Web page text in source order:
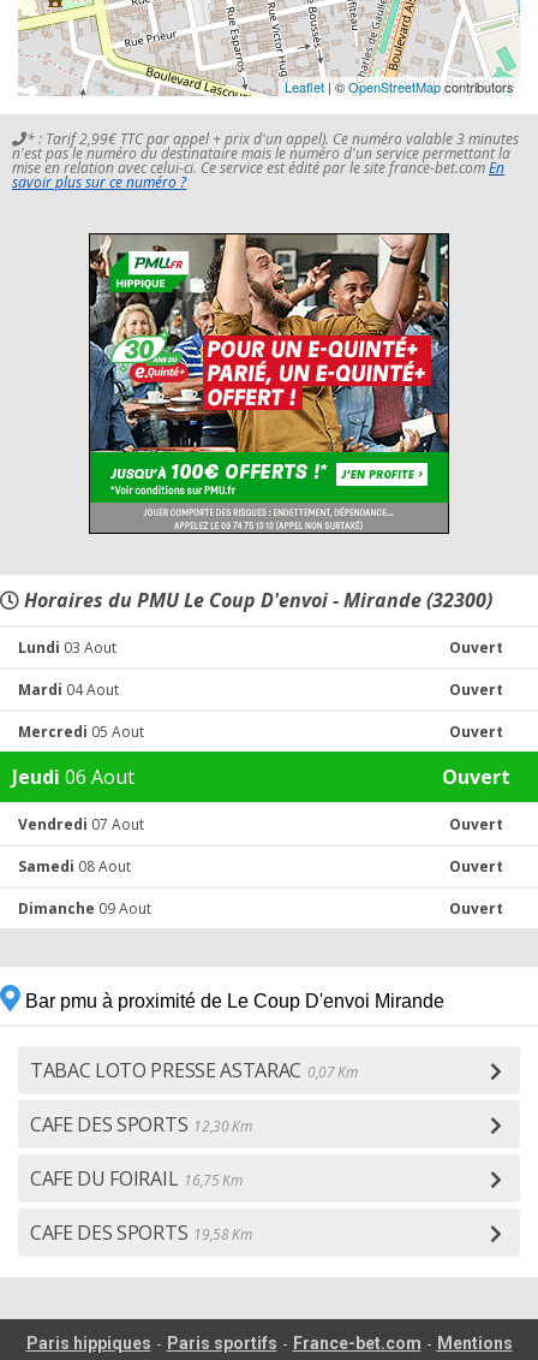
Leaflet | ©OpenStreetMapcontributors
* : Tarif 2,99€ TTC par appel + prix d'un appel). Ce numéro valable 3 minutes
n'est pas le numéro du destinataire mais le numéro d'un service permettant la
mise en relation avec celui-ci. Ce service est édité par le site france-bet.comEn
savoir plus sur ce numéro ?
Horaires du PMU Le Coup D'envoi - Mirande (32300)
Lundi 03 Aout Ouvert
Mardi 04 Aout Ouvert
Mercredi 05 Aout Ouvert
Jeudi 06 Aout Ouvert
Vendredi 07 Aout Ouvert
Samedi 08 Aout Ouvert
Dimanche 09 Aout Ouvert
Bar pmu à proximité de Le Coup D'envoi Mirande
TABAC LOTO PRESSE ASTARAC 0,07 Km
CAFE DES SPORTS 12,30 Km
CAFE DU FOIRAIL 16,75 Km
CAFE DES SPORTS 19,58 Km
Paris hippiques - Paris sportifs - France-bet.com - Mentions